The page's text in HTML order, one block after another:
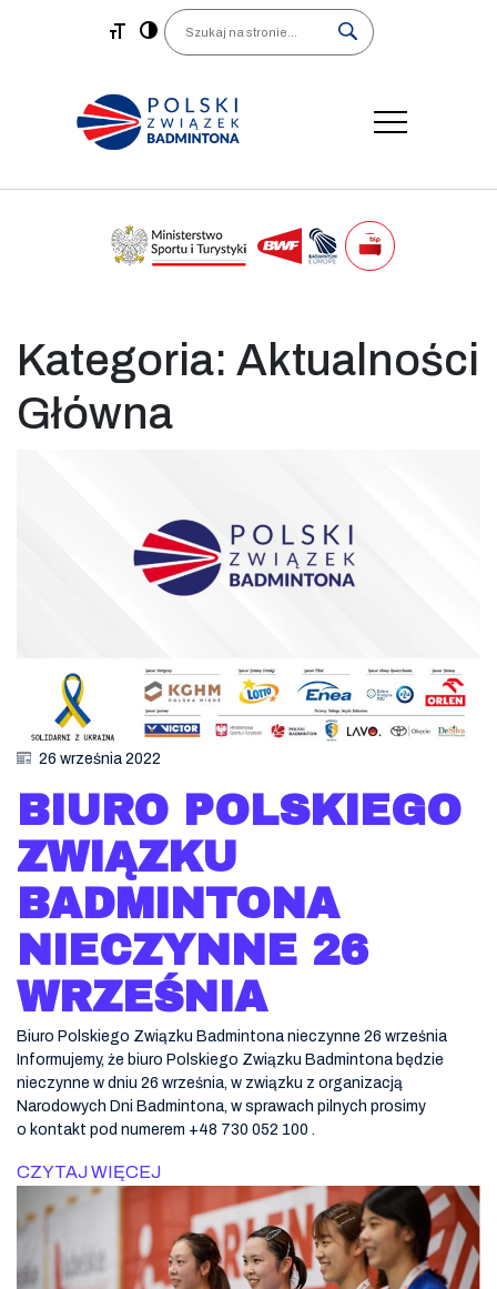
Main Navigation
Search
Kategoria: Aktualności
Główna
26 września 2022
BIURO POLSKIEGO
ZWIĄZKU
BADMINTONA
NIECZYNNE 26
WRZEŚNIA
Biuro Polskiego Związku Badmintona nieczynne 26 września
Informujemy, że biuro Polskiego Związku Badmintona będzie
nieczynne w dniu 26 września, w związku z organizacją
Narodowych Dni Badmintona, w sprawach pilnych prosimy
o kontakt pod numerem +48 730 052 100 .
CZYTAJ WIĘCEJ